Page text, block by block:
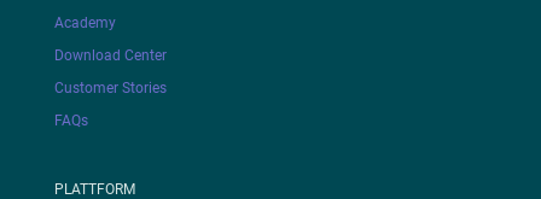
Academy
Download Center
Customer Stories
FAQs
PLATTFORM